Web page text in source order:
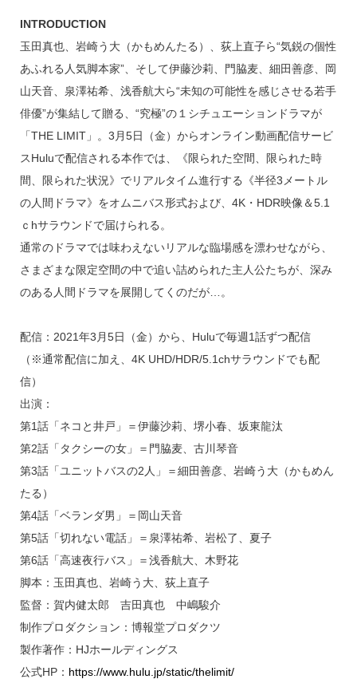
INTRODUCTION
玉田真也、岩崎う大（かもめんたる）、荻上直子ら“気鋭の個性
あふれる人気脚本家”、そして伊藤沙莉、門脇麦、細田善彦、岡
山天音、泉澤祐希、浅香航大ら“未知の可能性を感じさせる若手
俳優”が集結して贈る、“究極”の１シチュエーションドラマが
「THE LIMIT」。3月5日（金）からオンライン動画配信サービ
スHuluで配信される本作では、《限られた空間、限られた時
間、限られた状況》でリアルタイム進行する《半径3メートル
の人間ドラマ》をオムニバス形式および、4K・HDR映像＆5.1
ｃhサラウンドで届けられる。
通常のドラマでは味わえないリアルな臨場感を漂わせながら、
さまざまな限定空間の中で追い詰められた主人公たちが、深み
のある人間ドラマを展開してくのだが…。
配信：2021年3月5日（金）から、Huluで毎週1話ずつ配信
（※通常配信に加え、4K UHD/HDR/5.1chサラウンドでも配
信）
出演：
第1話「ネコと井戸」＝伊藤沙莉、堺小春、坂東龍汰
第2話「タクシーの女」＝門脇⻨、古川琴音
第3話「ユニットバスの2人」＝細田善彦、岩崎う大（かもめん
たる）
第4話「ベランダ男」＝岡山天音
第5話「切れない電話」＝泉澤祐希、岩松了、夏子
第6話「高速夜行バス」＝浅香航大、木野花
脚本：玉田真也、岩崎う大、荻上直子
監督：賀内健太郎 吉田真也 中嶋駿介
制作プロダクション：博報堂プロダクツ
製作著作：HJホールディングス
公式HP： https://www.hulu.jp/static/thelimit/